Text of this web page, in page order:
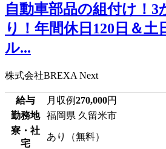
自動車部品の組付け！3
り！年間休日120日＆
ル...
株式会社BREXA Next
給与 月収例270,000円
勤務地
福岡県 久留米市
寮・社
宅
あり（無料）